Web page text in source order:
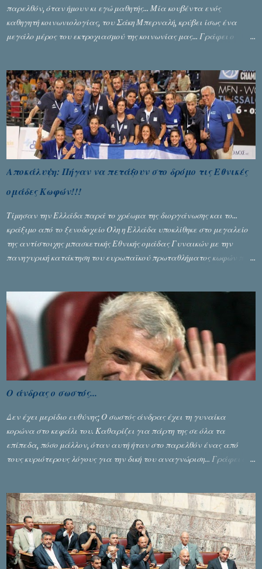
παρελθόν, όταν ήμουν κι εγώ μαθητής... Μία κουβέντα ενός
καθηγητή κοινωνιολογίας, του Σάκη Μπερναλή, κρύβει ίσως ένα
μεγάλο μέρος του εκτροχιασμού της κοινωνίας μας... Γράφει ο
Αποκάλυψη: Πήγαν να πετάξουν στο δρόμο τις Εθνικές
ομάδες Κωφών!!!
Τίμησαν την Ελλάδα παρά το χρέωμα της διοργάνωσης και το...
κράξιμο από το ξενοδοχείο Όλη η Ελλάδα υποκλίθηκε στο μεγαλείο
της αντίστοιχης μπασκετικής Εθνικής ομάδας Γυναικών με την
πανηγυρική κατάκτηση του ευρωπαϊκού πρωταθλήματος κωφών που
Ζέρβα με την πορεία τους που ολοκληρώθηκε με τη νίκη τους στον
τελικό επί της Λιθουανίας, υπάρχουν και τα δυσάρεστα. Τα πολύ
δυσάρεστα...
Ο άνδρας ο σωστός...
Δεν έχει μερίδιο ευθύνης; Ο σωστός άνδρας έχει τη γυναίκα
κορώνα στο κεφάλι του. Καθαρίζει για πάρτη της σε όλα τα
επίπεδα, πόσο μάλλον, όταν αυτή ήταν στο παρελθόν ένας από
τους κυριότερους λόγους για την δική του αναγνώριση... Γράφει ο